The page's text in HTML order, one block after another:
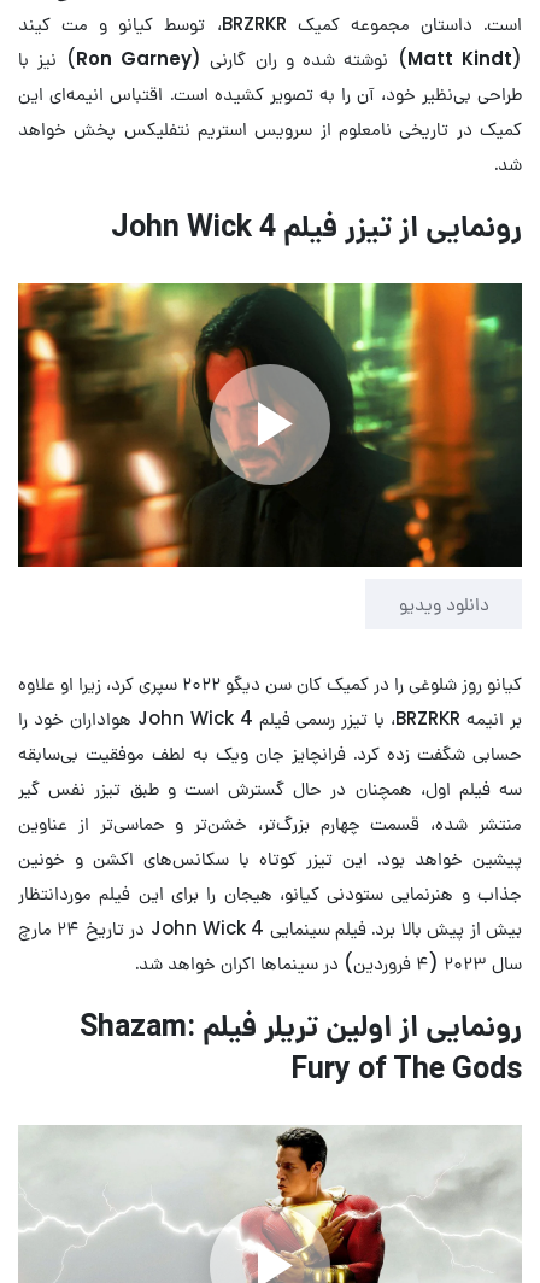
است. داستان مجموعه کمیک BRZRKR، توسط کیانو و مت کیند
(
Matt Kindt) نوشته شده و ران گارنی (Ron Garney) نیز با
طراحی بی‌نظیر خود، آن را به تصویر کشیده است. اقتباس انیمه‌ای این
کمیک در تاریخی نامعلوم از سرویس استریم نتفلیکس پخش خواهد
شد.
رونمایی از تیزر فیلم John Wick 4
Play
دانلود ویدیو
کیانو روز شلوغی را در کمیک کان سن دیگو ۲۰۲۲ سپری کرد، زیرا او علاوه
بر انیمه BRZRKR، با تیزر رسمی فیلم John Wick 4 هواداران خود را
حسابی شگفت زده کرد. فرانچایز جان ویک به لطف موفقیت بی‌سابقه
سه فیلم اول، همچنان در حال گسترش است و طبق تیزر نفس گیر
منتشر شده، قسمت چهارم بزرگ‌تر، خشن‌تر و حماسی‌تر از عناوین
پیشین خواهد بود. این تیزر کوتاه با سکانس‌های اکشن و خونین
جذاب و هنرنمایی ستودنی کیانو، هیجان را برای این فیلم موردانتظار
بیش از پیش بالا برد. فیلم سینمایی John Wick 4 در تاریخ ۲۴ مارچ
سال ۲۰۲۳ (۴ فروردین) در سینماها اکران خواهد شد.
رونمایی از اولین تریلر فیلم Shazam:
Fury of The Gods